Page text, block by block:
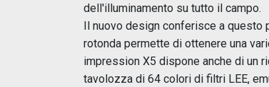
dell'illuminamento su tutto il campo.
Il nuovo design conferisce a questo
rotonda permette di ottenere una
impression X5 dispone anche di un
tavolozza di 64 colori di filtri LEE,